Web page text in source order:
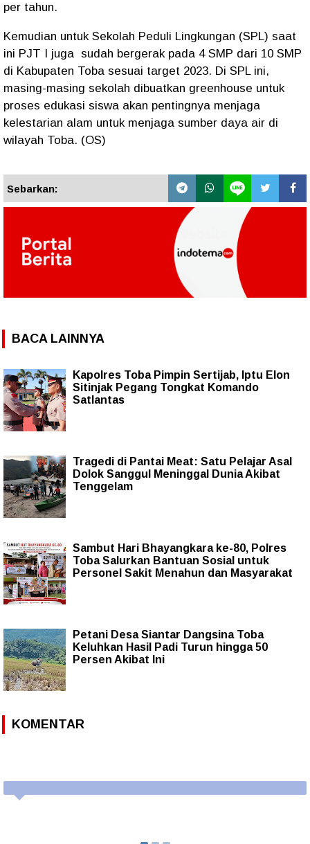
per tahun.
Kemudian untuk Sekolah Peduli Lingkungan (SPL) saat
ini PJT I juga sudah bergerak pada 4 SMP dari 10 SMP
di Kabupaten Toba sesuai target 2023. Di SPL ini,
masing-masing sekolah dibuatkan greenhouse untuk
proses edukasi siswa akan pentingnya menjaga
kelestarian alam untuk menjaga sumber daya air di
wilayah Toba. (OS)
Sebarkan:
BACA LAINNYA
Kapolres Toba Pimpin Sertijab, Iptu Elon
Sitinjak Pegang Tongkat Komando
Satlantas
Tragedi di Pantai Meat: Satu Pelajar Asal
Dolok Sanggul Meninggal Dunia Akibat
Tenggelam
Sambut Hari Bhayangkara ke-80, Polres
Toba Salurkan Bantuan Sosial untuk
Personel Sakit Menahun dan Masyarakat
Petani Desa Siantar Dangsina Toba
Keluhkan Hasil Padi Turun hingga 50
Persen Akibat Ini
KOMENTAR